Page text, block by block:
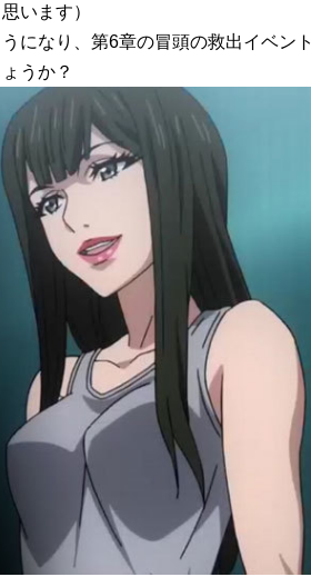
います）
になり、第6章の冒頭の救出イベント
うか？